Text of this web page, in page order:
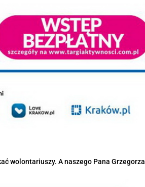
wolontariuszy. A naszego Pana Grzegorza